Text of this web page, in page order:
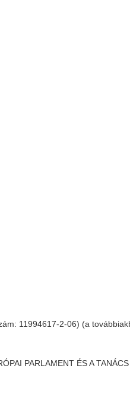
11994617-2-06) (a
PARLAMENT ÉS A